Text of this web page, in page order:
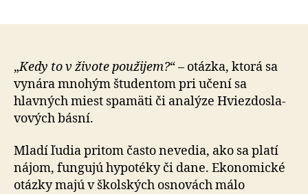
pre
„Kedy to v živote použijem?“ – otázka, ktorá sa
vynára mnohým študentom pri učení sa
hlavných miest spamäti či analýze Hviezdo­sla­
vo­vých básní.
Mladí ľudia pritom často nevedia, ako sa platí
nájom, fungujú hy­po­té­ky či dane. Eko­no­mické
otázky majú v školských osnovách málo